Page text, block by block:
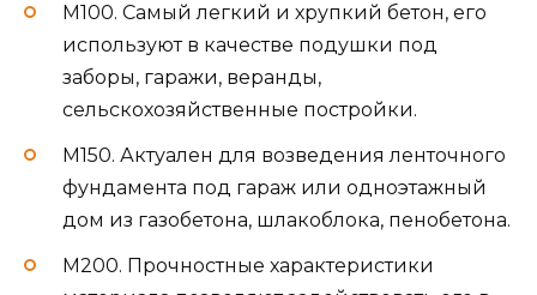
М100. Самый легкий и хрупкий бетон, его
используют в качестве подушки под
заборы, гаражи, веранды,
сельскохозяйственные постройки.
М150. Актуален для возведения ленточного
фундамента под гараж или одноэтажный
дом из газобетона, шлакоблока, пенобетона.
М200. Прочностные характеристики